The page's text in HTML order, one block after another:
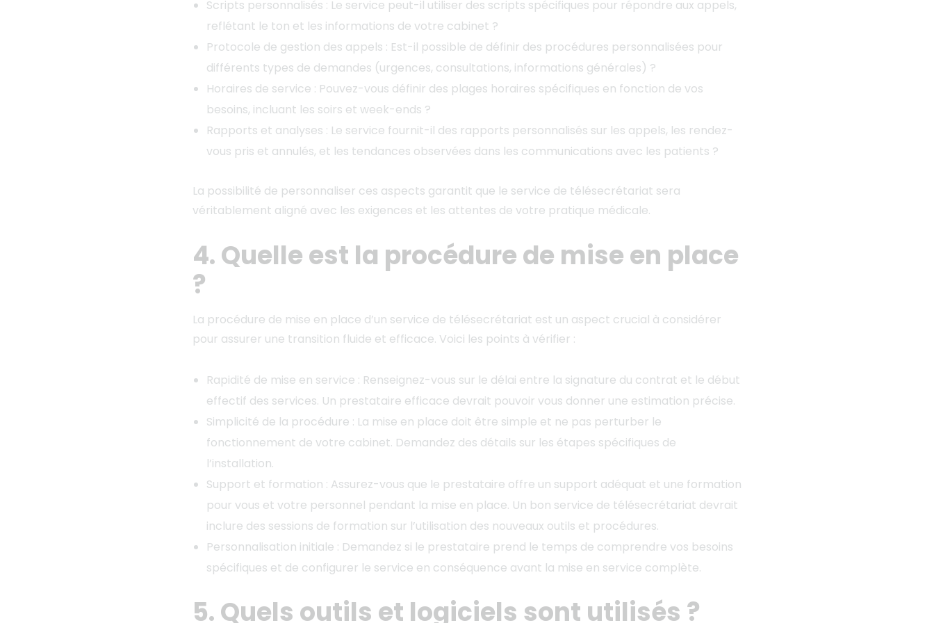
Scripts personnalisés : Le service peut-il utiliser des scripts spécifiques pour répondre aux appels,
reflétant le ton et les informations de votre cabinet ?
Protocole de gestion des appels : Est-il possible de définir des procédures personnalisées pour
différents types de demandes (urgences, consultations, informations générales) ?
Horaires de service : Pouvez-vous définir des plages horaires spécifiques en fonction de vos
besoins, incluant les soirs et week-ends ?
Rapports et analyses : Le service fournit-il des rapports personnalisés sur les appels, les rendez-
vous pris et annulés, et les tendances observées dans les communications avec les patients ?
La possibilité de personnaliser ces aspects garantit que le service de télésecrétariat sera
véritablement aligné avec les exigences et les attentes de votre pratique médicale.
4. Quelle est la procédure de mise en place
?
La procédure de mise en place d’un service de télésecrétariat est un aspect crucial à considérer
pour assurer une transition fluide et efficace. Voici les points à vérifier :
Rapidité de mise en service : Renseignez-vous sur le délai entre la signature du contrat et le début
effectif des services. Un prestataire efficace devrait pouvoir vous donner une estimation précise.
Simplicité de la procédure : La mise en place doit être simple et ne pas perturber le
fonctionnement de votre cabinet. Demandez des détails sur les étapes spécifiques de
l’installation.
Support et formation : Assurez-vous que le prestataire offre un support adéquat et une formation
pour vous et votre personnel pendant la mise en place. Un bon service de télésecrétariat devrait
inclure des sessions de formation sur l’utilisation des nouveaux outils et procédures.
Personnalisation initiale : Demandez si le prestataire prend le temps de comprendre vos besoins
spécifiques et de configurer le service en conséquence avant la mise en service complète.
5. Quels outils et logiciels sont utilisés ?